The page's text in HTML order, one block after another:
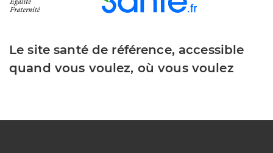
Le site santé de référence, accessible
quand vous voulez, où vous voulez